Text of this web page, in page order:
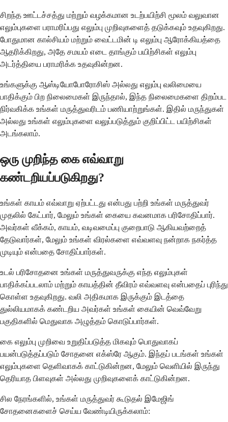
சிறந்த ஊட்டச்சத்து மற்றும் வழக்கமான உடற்பயிற்சி மூலம் வலுவான
எலும்புகளை பராமரிப்பது எலும்பு முறிவுகளைத் தடுக்கவும் உதவுகிறது.
போதுமான கால்சியம் மற்றும் வைட்டமின் டி எலும்பு ஆரோக்கியத்தை
ஆதரிக்கிறது, அதே சமயம் எடை தாங்கும் பயிற்சிகள் எலும்பு
அடர்த்தியை பராமரிக்க உதவுகின்றன.
உங்களுக்கு ஆஸ்டியோபோரோசிஸ் அல்லது எலும்பு வலிமையை
பாதிக்கும் பிற நிலைமைகள் இருந்தால், இந்த நிலைமைகளை திறம்பட
நிர்வகிக்க உங்கள் மருத்துவரிடம் பணியாற்றுங்கள். இதில் மருந்துகள்
அல்லது உங்கள் எலும்புகளை வலுப்படுத்தும் குறிப்பிட்ட பயிற்சிகள்
அடங்கலாம்.
ஒரு முறிந்த கை எவ்வாறு
கண்டறியப்படுகிறது?
உங்கள் காயம் எவ்வாறு ஏற்பட்டது என்பது பற்றி உங்கள் மருத்துவர்
முதலில் கேட்பார், மேலும் உங்கள் கையை கவனமாக பரிசோதிப்பார்.
அவர்கள் வீக்கம், காயம், வடிவமைப்பு குறைபாடு ஆகியவற்றைத்
தேடுவார்கள், மேலும் உங்கள் விரல்களை எவ்வளவு நன்றாக நகர்த்த
முடியும் என்பதை சோதிப்பார்கள்.
உடல் பரிசோதனை உங்கள் மருத்துவருக்கு எந்த எலும்புகள்
பாதிக்கப்படலாம் மற்றும் காயத்தின் தீவிரம் எவ்வளவு என்பதைப் புரிந்து
கொள்ள உதவுகிறது. வலி அதிகமாக இருக்கும் இடத்தை
துல்லியமாகக் கண்டறிய அவர்கள் உங்கள் கையின் வெவ்வேறு
பகுதிகளில் மெதுவாக அழுத்தம் கொடுப்பார்கள்.
கை எலும்பு முறிவை உறுதிப்படுத்த மிகவும் பொதுவாகப்
பயன்படுத்தப்படும் சோதனை எக்ஸ்ரே ஆகும். இந்தப் படங்கள் உங்கள்
எலும்புகளை தெளிவாகக் காட்டுகின்றன, மேலும் வெளியில் இருந்து
தெரியாத பிளவுகள் அல்லது முறிவுகளைக் காட்டுகின்றன.
சில நேரங்களில், உங்கள் மருத்துவர் கூடுதல் இமேஜிங்
சோதனைகளைச் செய்ய வேண்டியிருக்கலாம்: